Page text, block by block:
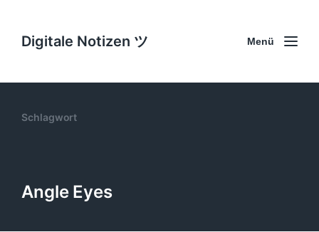
Digitale Notizen ツ Menü
Schlagwort
Angle Eyes